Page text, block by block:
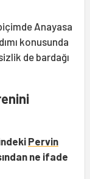
Anayasa
konusunda
de bardağı
Pervin
ne ifade